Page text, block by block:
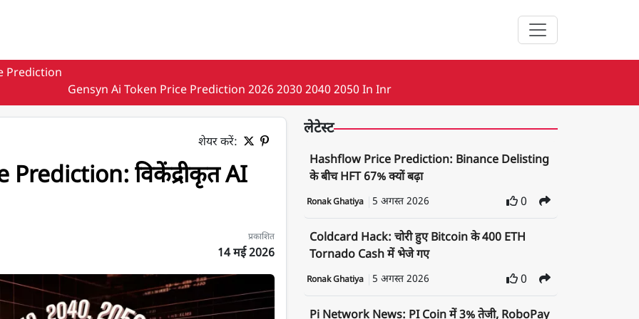
Prediction
Gensyn Ai Token Price Prediction 2026 2030 2040 2050 In Inr
शेयर करें:
विकेंद्रीकृत AI
प्रकाशित
14 मई 2026
कंप्यूट
लेटेस्ट
Hashflow Price Prediction: Binance Delisting
के बीच HFT 67% क्यों बढ़ा
Ronak Ghatiya 5 अगस्त 2026 0
Coldcard Hack: चोरी हुए Bitcoin के 400 ETH
Tornado Cash में भेजे गए
Ronak Ghatiya 5 अगस्त 2026 0
Pi Network News: PI Coin में 3% तेजी, RoboPay